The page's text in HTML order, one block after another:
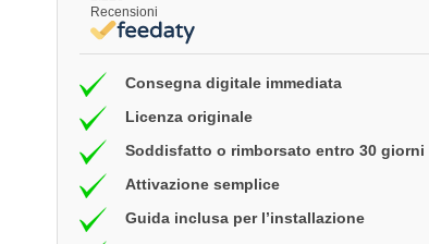
Recensioni
Consegna digitale immediata
Licenza originale
Soddisfatto o rimborsato entro 30 giorni
Attivazione semplice
Guida inclusa per l’installazione